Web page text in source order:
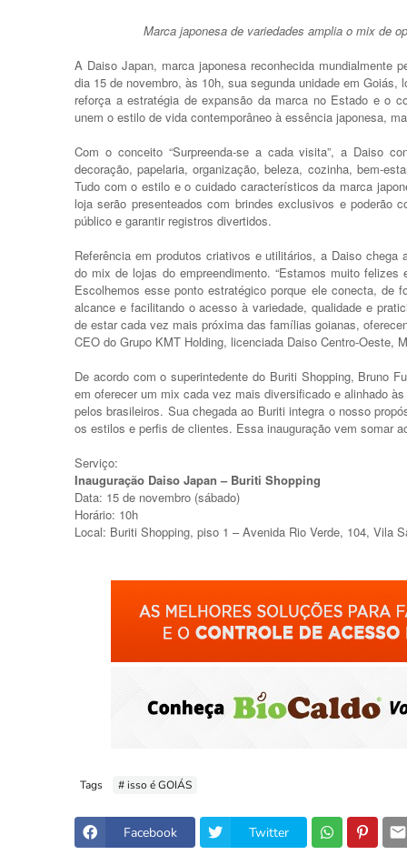
Marca japonesa de variedades amplia o mix de
A Daiso Japan, marca japonesa reconhecida mundialmente
dia 15 de novembro, às 10h, sua segunda unidade em
reforça a estratégia de expansão da marca no Estado e o
unem o estilo de vida contemporâneo à essência japonesa,
Com o conceito “Surpreenda-se a cada visita”, a Daiso
decoração, papelaria, organização, beleza, cozinha, bem-
Tudo com o estilo e o cuidado característicos da marca
loja serão presenteados com brindes exclusivos e poderão
público e garantir registros divertidos.
Referência em produtos criativos e utilitários, a Daiso
do mix de lojas do empreendimento. “Estamos muito
Escolhemos esse ponto estratégico porque ele conecta, de
alcance e facilitando o acesso à variedade, qualidade e
de estar cada vez mais próxima das famílias goianas,
CEO do Grupo KMT Holding, licenciada Daiso Centro-Oeste,
De acordo com o superintedente do Buriti Shopping, Bruno
em oferecer um mix cada vez mais diversificado e alinhado
pelos brasileiros. Sua chegada ao Buriti integra o nosso
os estilos e perfis de clientes. Essa inauguração vem somar
Serviço:
Inauguração Daiso Japan – Buriti Shopping
Data: 15 de novembro (sábado)
Horário: 10h
Local: Buriti Shopping, piso 1 – Avenida Rio Verde, 104, Vila
Tags # isso é GOIÁS
Facebook Twitter